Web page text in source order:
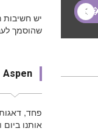
יש
שהוסמך
Aspen
פחד,
אותנו ביום